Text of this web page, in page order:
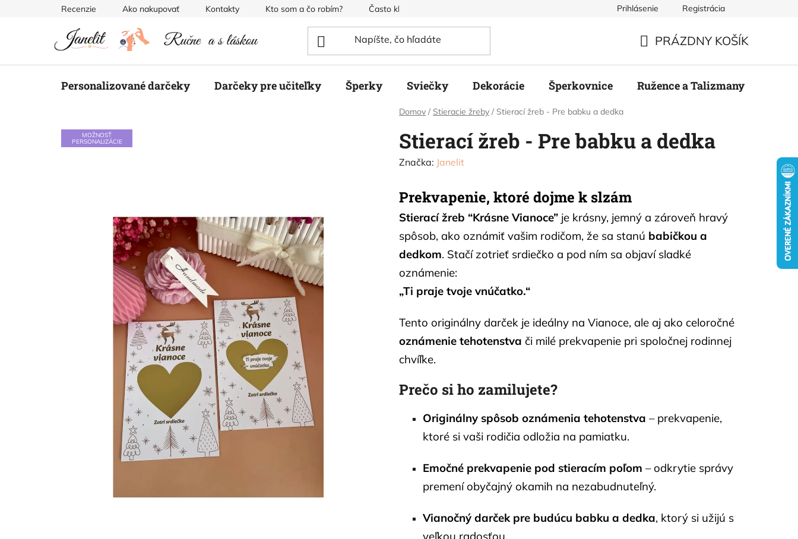
Recenzie Ako nakupovať Kontakty Kto som a čo robím? Často kladené otázky Podmienky ochrany osobných údajov
Prihlásenie Registrácia
KOŠÍK
PRÁZDNY KOŠÍK
Personalizované darčeky Darčeky pre učiteľky Šperky Sviečky Dekorácie Šperkovnice Ružence a Talizmany
Domov / Stieracie žreby / Stierací žreb - Pre babku a dedka
Stierací žreb - Pre babku a dedka
Značka: Janelit
Prekvapenie, ktoré dojme k slzám
Stierací žreb “Krásne Vianoce” je krásny, jemný a zároveň hravý
spôsob, ako oznámiť vašim rodičom, že sa stanú babičkou a
dedkom. Stačí zotrieť srdiečko a pod ním sa objaví sladké
oznámenie:
„Ti praje tvoje vnúčatko.“
Tento originálny darček je ideálny na Vianoce, ale aj ako celoročné
oznámenie tehotenstva či milé prekvapenie pri spoločnej rodinnej
chvíľke.
Prečo si ho zamilujete?
Originálny spôsob oznámenia tehotenstva – prekvapenie,
ktoré si vaši rodičia odložia na pamiatku.
Emočné prekvapenie pod stieracím poľom – odkrytie správy
premení obyčajný okamih na nezabudnuteľný.
Vianočný darček pre budúcu babku a dedka, ktorý si užijú s
veľkou radosťou.
MOŽNOSŤ
PERSONALIZÁCIE